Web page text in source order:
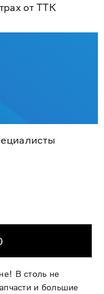
от ТТК
В столь не
и большие